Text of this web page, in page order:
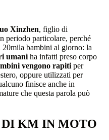
Xinzhen, figlio di
periodo particolare, perché
20mila bambini al giorno: la
umani ha infatti preso corpo
vengono rapiti per
oppure utilizzati per
finisce anche in
che questa parola può
KM IN MOTO